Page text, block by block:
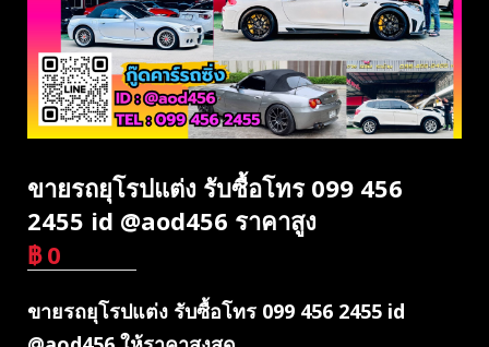
ขายรถยุโรปแต่ง รับซื้อโทร 099 456
2455 id @aod456 ราคาสูง
฿ 0
ขายรถยุโรปแต่ง รับซื้อโทร 099 456 2455 id